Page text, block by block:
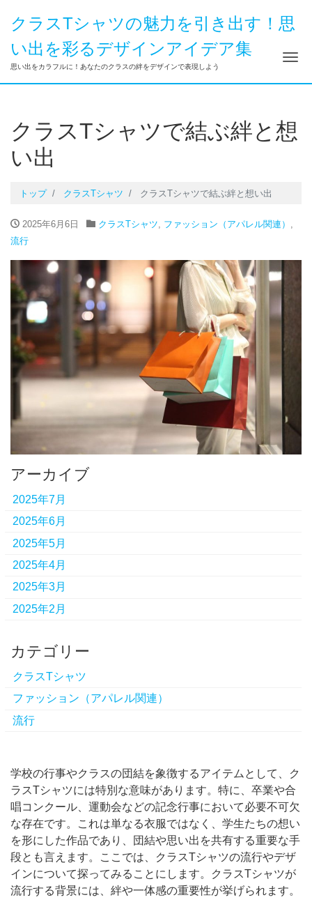
クラスTシャツの魅力を引き出す！思
い出を彩るデザインアイデア集
思い出をカラフルに！あなたのクラスの絆をデザインで表現しよう ナ
クラスTシャツで結ぶ絆と想
い出
トップ クラスTシャツ クラスTシャツで結ぶ絆と想い出
2025年6月6日 クラスTシャツ, ファッション（アパレル関連） ,
流行
アーカイブ
2025年7月
2025年6月
2025年5月
2025年4月
2025年3月
2025年2月
カテゴリー
クラスTシャツ
ファッション（アパレル関連）
流行
学校の行事やクラスの団結を象徴するアイテムとして、ク
ラスTシャツには特別な意味があります。 特に、卒業や合
唱コンクール、運動会などの記念行事において必要不可欠
な存在です。これは単なる衣服ではなく、学生たちの想い
を形にした作品であり、団結や思い出を共有する重要な手
段とも言えます。ここでは、クラスTシャツの流行やデザ
インについて探ってみることにします。クラスTシャツが
流行する背景には、絆や一体感の重要性が挙げられます。